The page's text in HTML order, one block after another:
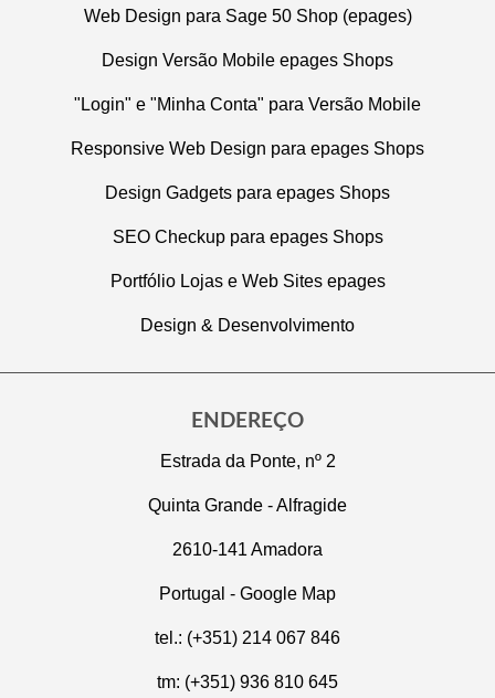
Web Design para Sage 50 Shop (epages)
Design Versão Mobile epages Shops
"Login" e "Minha Conta" para Versão Mobile
Responsive Web Design para epages Shops
Design Gadgets para epages Shops
SEO Checkup para epages Shops
Portfólio Lojas e Web Sites epages
Design & Desenvolvimento
ENDEREÇO
Estrada da Ponte, nº 2
Quinta Grande - Alfragide
2610-141 Amadora
Portugal - Google Map
tel.: (+351) 214 067 846
tm: (+351) 936 810 645